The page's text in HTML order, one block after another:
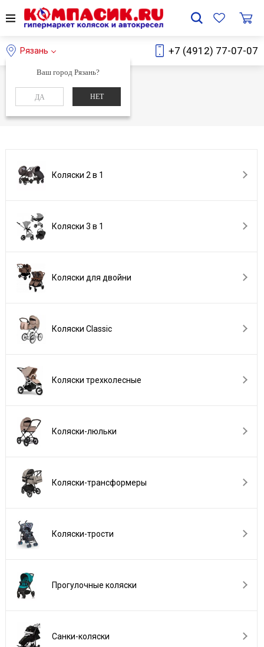
Рязань
Ваш город Рязань?
ДА НЕТ
+7 (4912) 77-07-07
Главная Каталог
Каталог
Коляски 2 в 1
Коляски 3 в 1
Коляски для двойни
Коляски Сlassic
Коляски трехколесные
Коляски-люльки
Коляски-трансформеры
Коляски-трости
Прогулочные коляски
Санки-коляски